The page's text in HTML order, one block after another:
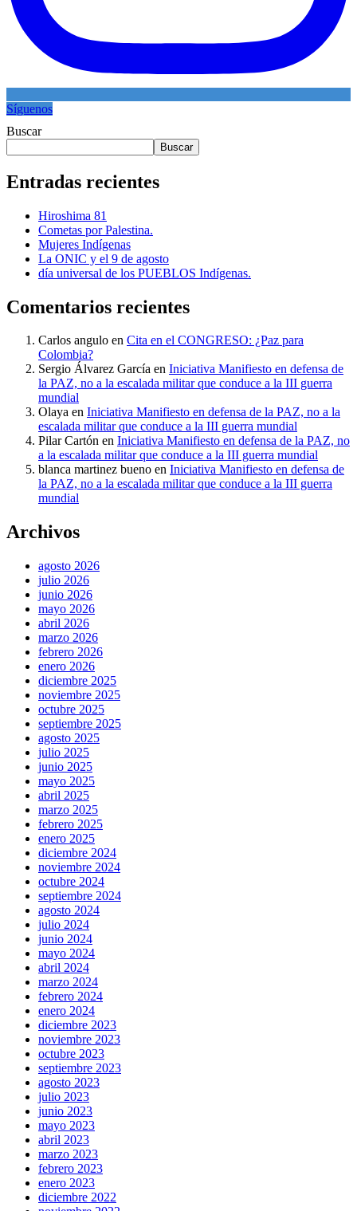
Síguenos
Buscar
Buscar
Entradas recientes
Hiroshima 81
Cometas por Palestina.
Mujeres Indígenas
La ONIC y el 9 de agosto
día universal de los PUEBLOS Indígenas.
Comentarios recientes
Carlos angulo en Cita en el CONGRESO: ¿Paz para
Colombia?
Sergio Álvarez García en Iniciativa Manifiesto en defensa de
la PAZ, no a la escalada militar que conduce a la III guerra
mundial
Olaya en Iniciativa Manifiesto en defensa de la PAZ, no a la
escalada militar que conduce a la III guerra mundial
Pilar Cartón en Iniciativa Manifiesto en defensa de la PAZ, no
a la escalada militar que conduce a la III guerra mundial
blanca martinez bueno en Iniciativa Manifiesto en defensa de
la PAZ, no a la escalada militar que conduce a la III guerra
mundial
Archivos
agosto 2026
julio 2026
junio 2026
mayo 2026
abril 2026
marzo 2026
febrero 2026
enero 2026
diciembre 2025
noviembre 2025
octubre 2025
septiembre 2025
agosto 2025
julio 2025
junio 2025
mayo 2025
abril 2025
marzo 2025
febrero 2025
enero 2025
diciembre 2024
noviembre 2024
octubre 2024
septiembre 2024
agosto 2024
julio 2024
junio 2024
mayo 2024
abril 2024
marzo 2024
febrero 2024
enero 2024
diciembre 2023
noviembre 2023
octubre 2023
septiembre 2023
agosto 2023
julio 2023
junio 2023
mayo 2023
abril 2023
marzo 2023
febrero 2023
enero 2023
diciembre 2022